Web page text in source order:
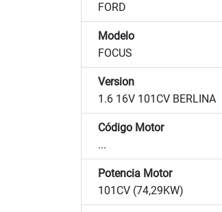
FORD
Modelo
FOCUS
Version
1.6 16V 101CV BERLINA
Código Motor
...
Potencia Motor
101CV (74,29KW)